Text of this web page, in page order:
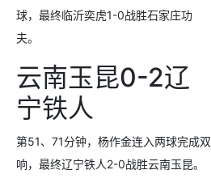
球，最终临沂奕虎1-0战胜石家庄功
夫。
云南玉昆0-2辽
宁铁人
第51、71分钟，杨作金连入两球完成双
响，最终辽宁铁人2-0战胜云南玉昆。